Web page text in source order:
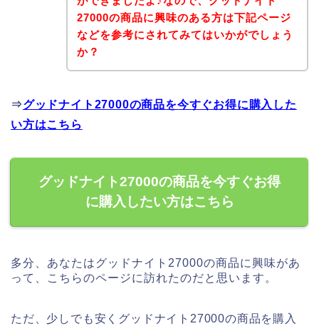
27000の商品に興味のある方は下記ページ
などを参考にされてみてはいかがでしょう
か？
⇒グッドナイト27000の商品を今すぐお得に購入した
い方はこちら
グッドナイト27000の商品を今すぐお得
に購入したい方はこちら
多分、あなたはグッドナイト27000の商品に興味があ
って、こちらのページに訪れたのだと思います。
ただ、少しでも安くグッドナイト27000の商品を購入